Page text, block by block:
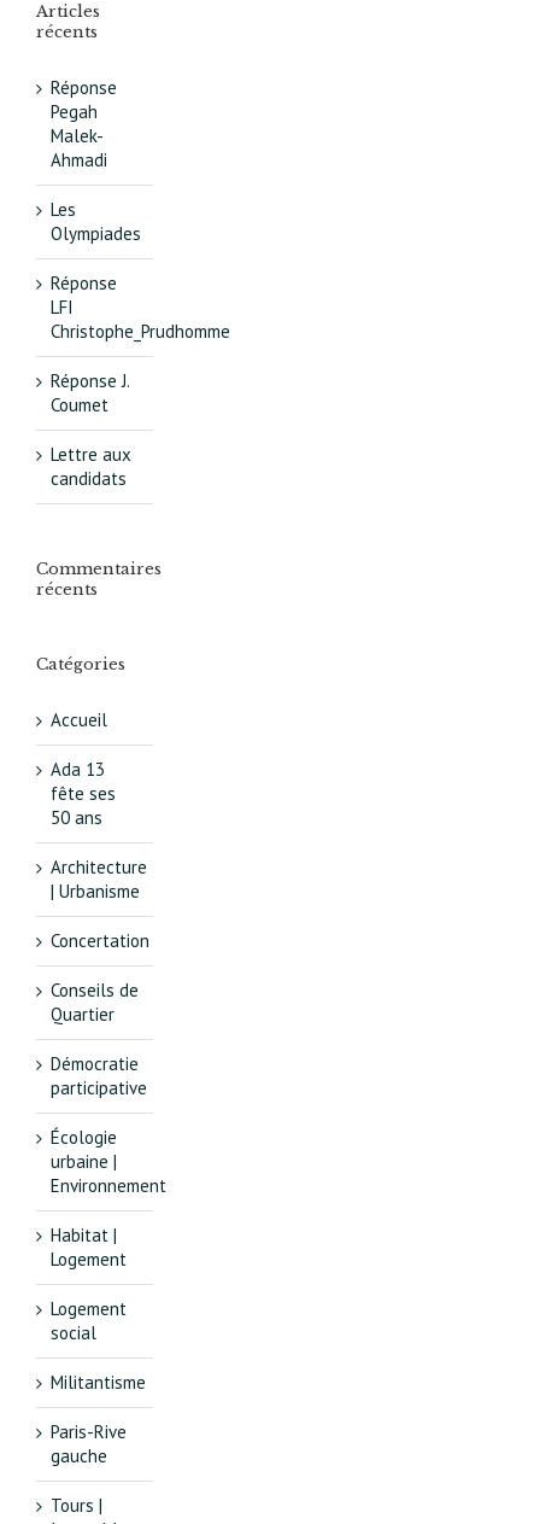
Articles
récents
Réponse
Pegah
Malek-
Ahmadi
Les
Olympiades
Réponse
LFI
Christophe_Prudhomme
Réponse J.
Coumet
Lettre aux
candidats
Commentaires
récents
Catégories
Accueil
Ada 13
fête ses
50 ans
Architecture
| Urbanisme
Concertation
Conseils de
Quartier
Démocratie
participative
Écologie
urbaine |
Environnement
Habitat |
Logement
Logement
social
Militantisme
Paris-Rive
gauche
Tours |